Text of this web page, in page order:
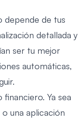
depende de tus
detallada y
ser tu mejor
automáticas,
Ya sea
una aplicación